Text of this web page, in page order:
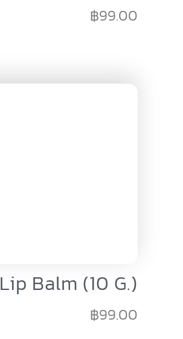
฿99.00
Lip Balm (10 G.)
฿99.00